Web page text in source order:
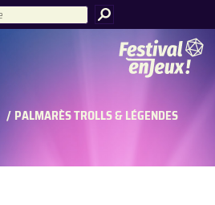
/ PALMARÈS TROLLS & LÉGENDES